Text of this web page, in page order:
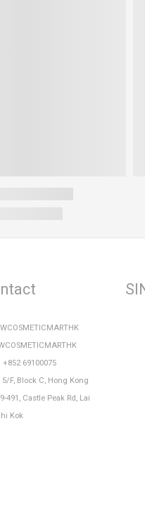
+852 69100075
F, Block C, Hong Kong
491, Castle Peak Rd, Lai
Kok